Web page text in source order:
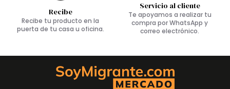
Recibe
Recibe tu producto en la
puerta de tu casa u oficina.
Servicio al cliente
Te apoyamos a realizar tu
compra por WhatsApp y
correo electrónico.